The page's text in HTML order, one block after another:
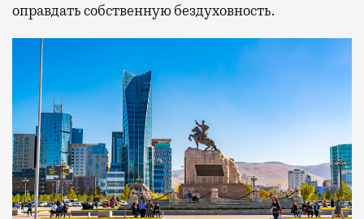
оправдать собственную бездуховность.